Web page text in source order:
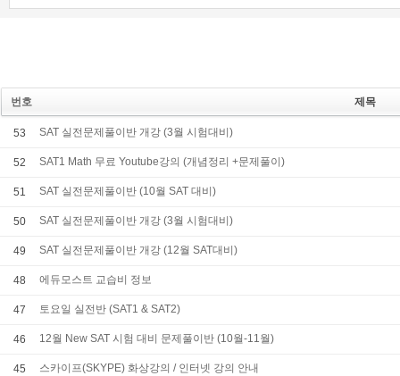
번호 제목
53 SAT 실전문제풀이반 개강 (3월 시험대비)
52 SAT1 Math 무료 Youtube강의 (개념정리 +문제풀이)
51 SAT 실전문제풀이반 (10월 SAT 대비)
50 SAT 실전문제풀이반 개강 (3월 시험대비)
49 SAT 실전문제풀이반 개강 (12월 SAT대비)
48 에듀모스트 교습비 정보
47 토요일 실전반 (SAT1 & SAT2)
46 12월 New SAT 시험 대비 문제풀이반 (10월-11월)
45 스카이프(SKYPE) 화상강의 / 인터넷 강의 안내